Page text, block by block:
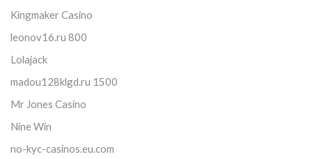
Kingmaker Casino
leonov16.ru 800
Lolajack
madou128klgd.ru 1500
Mr Jones Casino
Nine Win
no-kyc-casinos.eu.com